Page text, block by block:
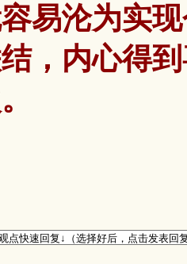
易沦为实
，内心得